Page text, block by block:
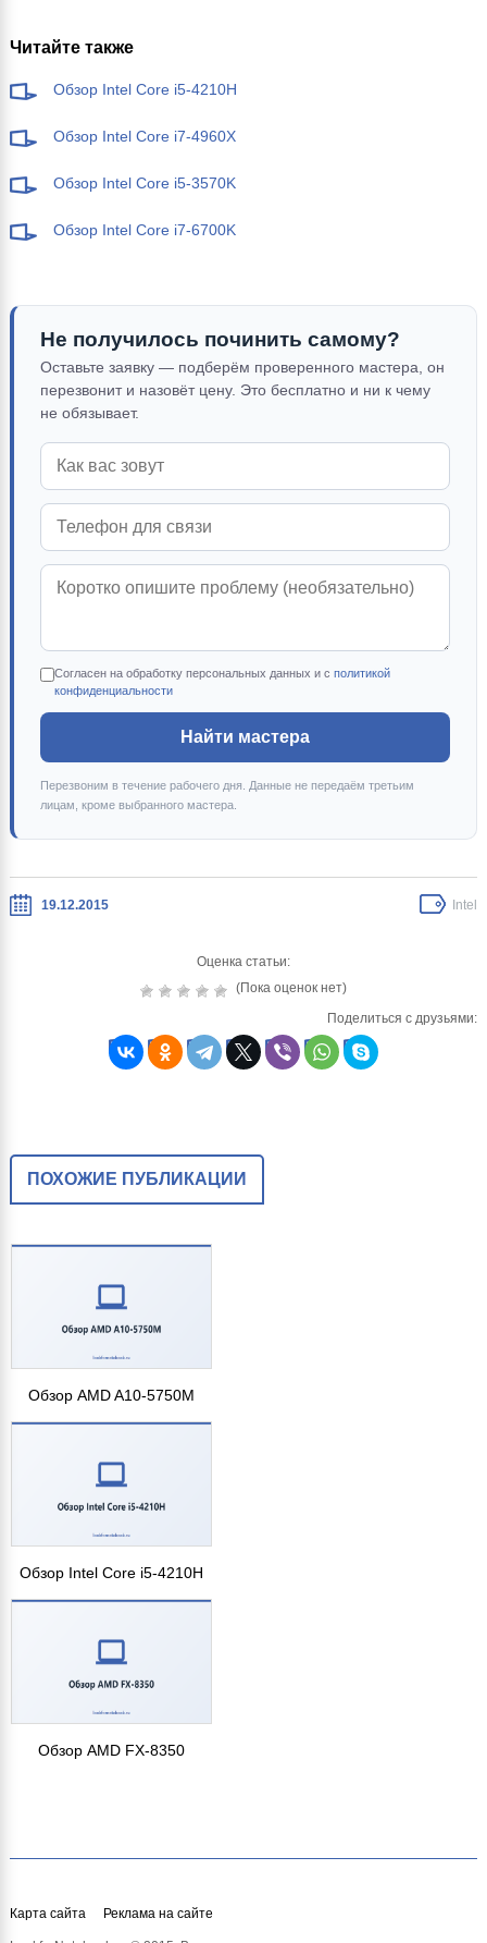
Читайте также
Обзор Intel Core i5-4210H
Обзор Intel Core i7-4960X
Обзор Intel Core i5-3570K
Обзор Intel Core i7-6700K
Не получилось починить самому?
Оставьте заявку — подберём проверенного мастера, он
перезвонит и назовёт цену. Это бесплатно и ни к чему
не обязывает.
Согласен на обработку персональных данных и с политикой
конфиденциальности
Найти мастера
Перезвоним в течение рабочего дня. Данные не передаём третьим
лицам, кроме выбранного мастера.
19.12.2015 Intel
Оценка статьи:
(Пока оценок нет)
Поделиться с друзьями:
ПОХОЖИЕ ПУБЛИКАЦИИ
Обзор AMD A10-5750M
Обзор Intel Core i5-4210H
Обзор AMD FX-8350
Карта сайта Реклама на сайте